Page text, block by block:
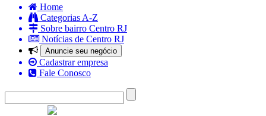
Home
Categorias A-Z
Sobre bairro Centro RJ
Notícias de Centro RJ
Anuncie seu negócio
Cadastrar empresa
Fale Conosco